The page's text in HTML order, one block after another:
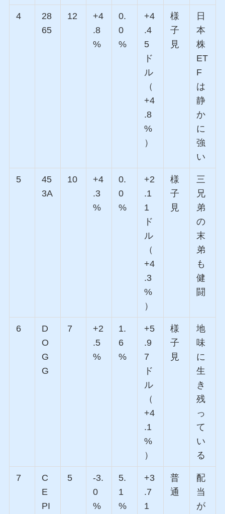
4
28
65
12
+4
.8
%
0.
0
%
+4
.4
5
ド
ル
（
+4
.8
%
）
様
子
見
日
本
株
ET
F
は
静
か
に
強
い
5
45
3A
10
+4
.3
%
0.
0
%
+2
.1
1
ド
ル
（
+4
.3
%
）
様
子
見
三
兄
弟
の
末
弟
も
健
闘
6
D
O
G
G
7
+2
.5
%
1.
6
%
+5
.9
7
ド
ル
（
+4
.1
%
）
様
子
見
地
味
に
生
き
残
っ
て
い
る
7
C
E
PI
5
-3.
0
%
5.
1
%
+3
.7
1
普
通
配
当
が